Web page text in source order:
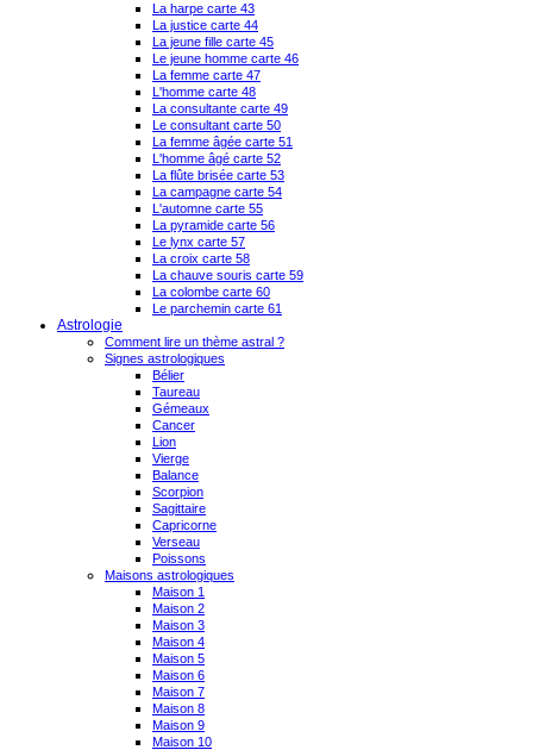
La harpe carte 43
La justice carte 44
La jeune fille carte 45
Le jeune homme carte 46
La femme carte 47
L'homme carte 48
La consultante carte 49
Le consultant carte 50
La femme âgée carte 51
L'homme âgé carte 52
La flûte brisée carte 53
La campagne carte 54
L'automne carte 55
La pyramide carte 56
Le lynx carte 57
La croix carte 58
La chauve souris carte 59
La colombe carte 60
Le parchemin carte 61
Astrologie
Comment lire un thème astral ?
Signes astrologiques
Bélier
Taureau
Gémeaux
Cancer
Lion
Vierge
Balance
Scorpion
Sagittaire
Capricorne
Verseau
Poissons
Maisons astrologiques
Maison 1
Maison 2
Maison 3
Maison 4
Maison 5
Maison 6
Maison 7
Maison 8
Maison 9
Maison 10